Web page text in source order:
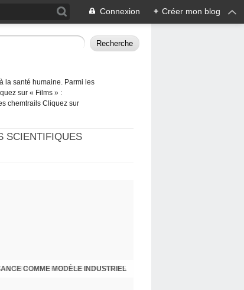
Connexion + Créer mon blog
la santé humaine. Parmi les
sur « Films » :
chemtrails Cliquez sur
SCIENTIFIQUES
COMME MODÈLE INDUSTRIEL
SUR LES EFFETS SECONDAIRES